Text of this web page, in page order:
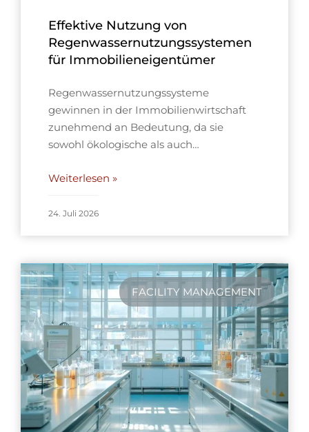
Effektive Nutzung von
Regenwassernutzungssystemen
für Immobilieneigentümer
Regenwassernutzungssysteme
gewinnen in der Immobilienwirtschaft
zunehmend an Bedeutung, da sie
sowohl ökologische als auch…
Weiterlesen »
24. Juli 2026
FACILITY MANAGEMENT